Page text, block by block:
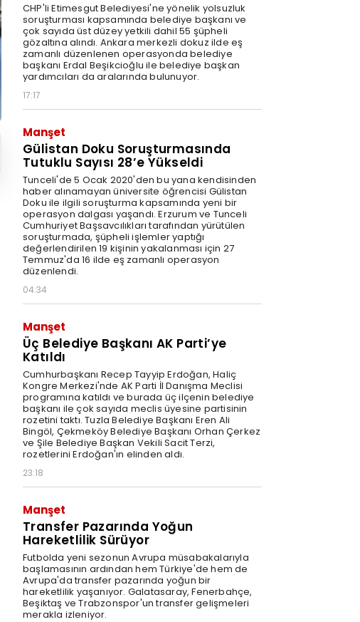
CHP'li Etimesgut Belediyesi'ne yönelik yolsuzluk
soruşturması kapsamında belediye başkanı ve
çok sayıda üst düzey yetkili dahil 55 şüpheli
gözaltına alındı. Ankara merkezli dokuz ilde eş
zamanlı düzenlenen operasyonda belediye
başkanı Erdal Beşikcioğlu ile belediye başkan
yardımcıları da aralarında bulunuyor.
17:17
Manşet
Gülistan Doku Soruşturmasında
Tutuklu Sayısı 28’e Yükseldi
Tunceli'de 5 Ocak 2020'den bu yana kendisinden
haber alınamayan üniversite öğrencisi Gülistan
Doku ile ilgili soruşturma kapsamında yeni bir
operasyon dalgası yaşandı. Erzurum ve Tunceli
Cumhuriyet Başsavcılıkları tarafından yürütülen
soruşturmada, şüpheli işlemler yaptığı
değerlendirilen 19 kişinin yakalanması için 27
Temmuz'da 16 ilde eş zamanlı operasyon
düzenlendi.
04:34
Manşet
Üç Belediye Başkanı AK Parti’ye
Katıldı
Cumhurbaşkanı Recep Tayyip Erdoğan, Haliç
Kongre Merkezi'nde AK Parti İl Danışma Meclisi
programına katıldı ve burada üç ilçenin belediye
başkanı ile çok sayıda meclis üyesine partisinin
rozetini taktı. Tuzla Belediye Başkanı Eren Ali
Bingöl, Çekmeköy Belediye Başkanı Orhan Çerkez
ve Şile Belediye Başkan Vekili Sacit Terzi,
rozetlerini Erdoğan'ın elinden aldı.
23:18
Manşet
Transfer Pazarında Yoğun
Hareketlilik Sürüyor
Futbolda yeni sezonun Avrupa müsabakalarıyla
başlamasının ardından hem Türkiye'de hem de
Avrupa'da transfer pazarında yoğun bir
hareketlilik yaşanıyor. Galatasaray, Fenerbahçe,
Beşiktaş ve Trabzonspor'un transfer gelişmeleri
merakla izleniyor.